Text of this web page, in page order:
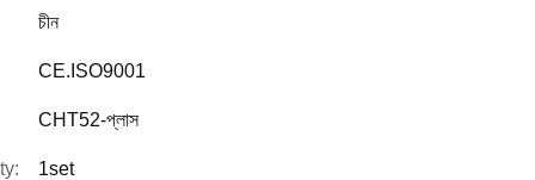
চীন
CE.ISO9001
CHT52-প্লাস
1set